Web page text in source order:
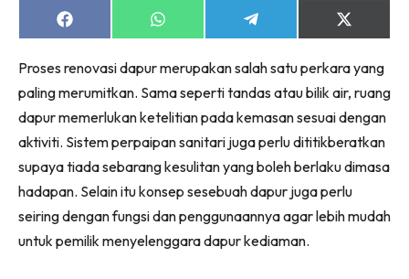
DIY
Bilik Air
Bilik Tidur
Dapur
Ruang Makan
Make Over
Bilik Air
Bilik Tidur
Dapur
Ruang Makan
Share
on
Share
on
Share
on
Share
on
(Twitter)
Proses renovasi dapur merupakan salah satu perkara yang
paling merumitkan. Sama seperti tandas atau bilik air, ruang
dapur memerlukan ketelitian pada kemasan sesuai dengan
aktiviti. Sistem perpaipan sanitari juga perlu dititikberatkan
supaya tiada sebarang kesulitan yang boleh berlaku dimasa
hadapan. Selain itu konsep sesebuah dapur juga perlu
seiring dengan fungsi dan penggunaannya agar lebih mudah
untuk pemilik menyelenggara dapur kediaman.